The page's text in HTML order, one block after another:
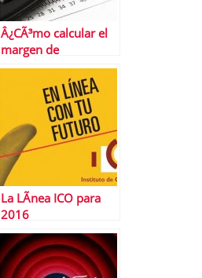
Â¿CÃ³mo calcular el
margen de
contribuciÃ³n?
La LÃ­nea ICO para
2016